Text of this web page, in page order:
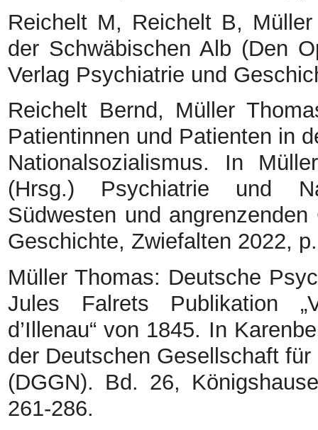
Reichelt M, Reichelt B,
der Schwäbischen Alb (Den
Verlag Psychiatrie und
Reichelt Bernd, Müller
Patientinnen und Patienten in
Nationalsozialismus. In
(Hrsg.) Psychiatrie und
Südwesten und
Geschichte, Zwiefalten 2022,
Müller Thomas: Deutsche
Jules Falrets Publikation
d’Illenau“ von 1845. In
der Deutschen Gesellschaft
(DGGN). Bd. 26,
261-286.